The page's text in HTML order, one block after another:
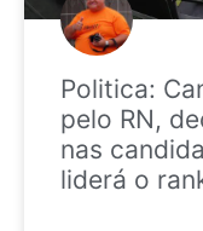
Politica:
pelo RN,
nas
liderá o